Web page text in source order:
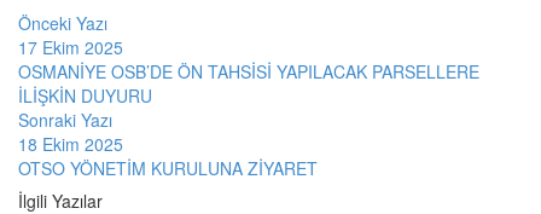
Önceki Yazı
17 Ekim 2025
OSMANİYE OSB’DE ÖN TAHSİSİ YAPILACAK PARSELLERE
İLİŞKİN DUYURU
Sonraki Yazı
18 Ekim 2025
OTSO YÖNETİM KURULUNA ZİYARET
İlgili Yazılar